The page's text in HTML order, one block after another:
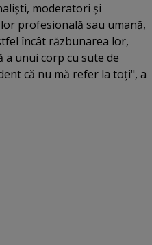
moderatori şi
profesională sau umană,
încât răzbunarea lor,
a unui corp cu sute de
că nu mă refer la toţi", a